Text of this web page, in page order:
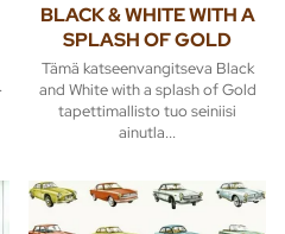
BLACK & WHITE WITH A
SPLASH OF GOLD
Tämä katseenvangitseva Black
and White with a splash of Gold
tapettimallisto tuo seiniisi
ainutla...